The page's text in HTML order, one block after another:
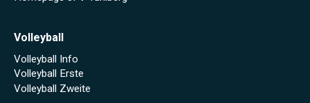
Volleyball
Volleyball Info
Volleyball Erste
Volleyball Zweite